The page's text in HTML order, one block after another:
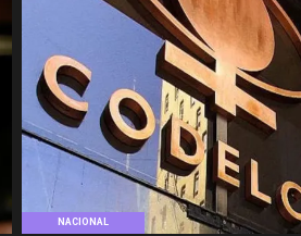
NACIONAL